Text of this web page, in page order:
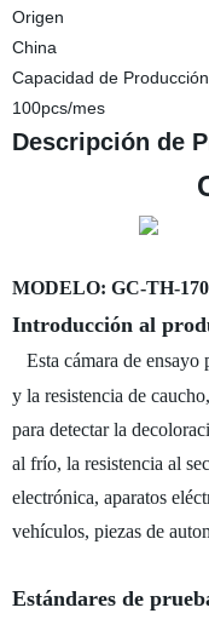
Origen
China
Capacidad de Producción
100pcs/mes
Descripción de
MODELO: GC-TH-
Introducción al
Esta cámara de
y la resistencia de
para detectar la
al frío, la resistencia al
electrónica, aparatos
vehículos, piezas de
Estándares de